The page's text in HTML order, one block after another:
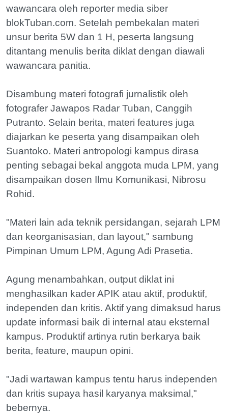
wawancara oleh reporter media siber
blokTuban.com. Setelah pembekalan materi
unsur berita 5W dan 1 H, peserta langsung
ditantang menulis berita diklat dengan diawali
wawancara panitia.
Disambung materi fotografi jurnalistik oleh
fotografer Jawapos Radar Tuban, Canggih
Putranto. Selain berita, materi features juga
diajarkan ke peserta yang disampaikan oleh
Suantoko. Materi antropologi kampus dirasa
penting sebagai bekal anggota muda LPM, yang
disampaikan dosen Ilmu Komunikasi, Nibrosu
Rohid.
"Materi lain ada teknik persidangan, sejarah LPM
dan keorganisasian, dan layout," sambung
Pimpinan Umum LPM, Agung Adi Prasetia.
Agung menambahkan, output diklat ini
menghasilkan kader APIK atau aktif, produktif,
independen dan kritis. Aktif yang dimaksud harus
update informasi baik di internal atau eksternal
kampus. Produktif artinya rutin berkarya baik
berita, feature, maupun opini.
"Jadi wartawan kampus tentu harus independen
dan kritis supaya hasil karyanya maksimal,"
bebernya.